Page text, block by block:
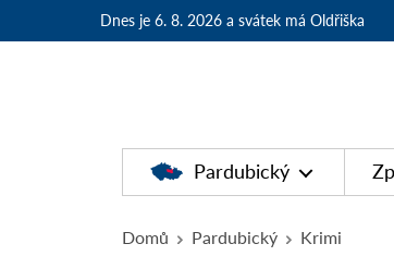
Dnes je 6. 8. 2026 a svátek má Oldřiška
Pardubický
Domů Pardubický Krimi